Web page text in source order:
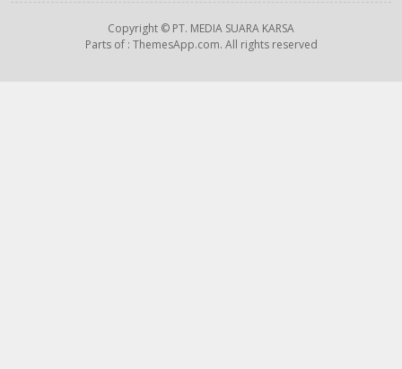
Copyright © PT. MEDIA SUARA KARSA
Parts of : ThemesApp.com. All rights reserved